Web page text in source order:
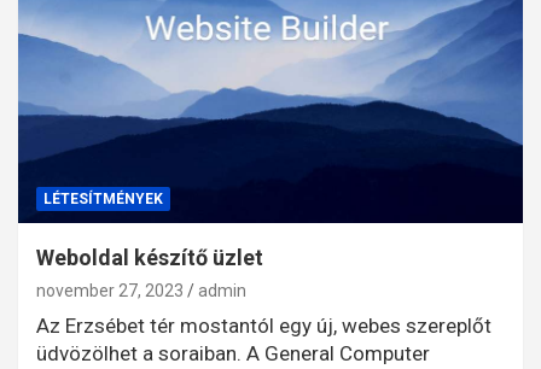
LÉTESÍTMÉNYEK
Weboldal készítő üzlet
november 27, 2023 admin
Az Erzsébet tér mostantól egy új, webes szereplőt
üdvözölhet a soraiban. A General Computer